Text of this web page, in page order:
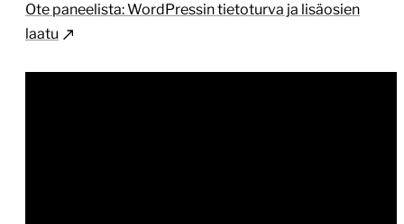
Ote paneelista: WordPressin tietoturva ja lisäosien
laatu